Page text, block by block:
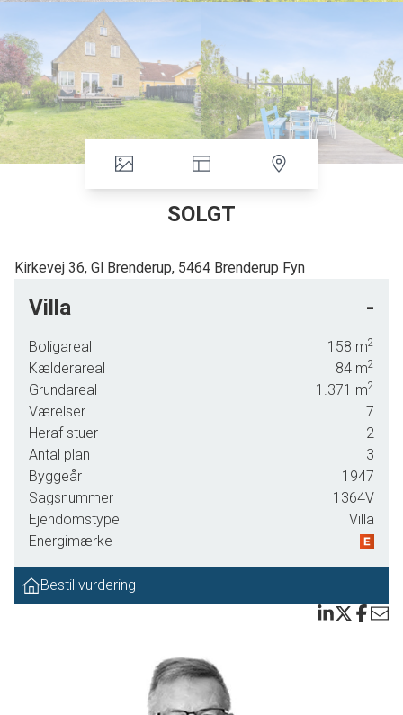
SOLGT
Kirkevej 36, Gl Brenderup, 5464 Brenderup Fyn
Vi kan nu tilbyde denne store, gule murstensvilla med mange velbevarede detaljer, der
områdets faciliteter, herunder skole, fritidsaktiviteter og indkøb. Villaen er lettere
tilbagetrukket fra vejen og rummer desuden en stor have med mange muligheder. Kort
gåafstand til skov og cykelafstand til strand.
Villaens hele 242 kvadratmeter er fordelt på kælder, stueplan og 1. sal samt en stor hems
direkte under taget. Fra stueplan træder du ind i entréen, hvor der er adgang til
badeværelse og husets hjerte, nemlig det store, åbne køkkenalrum med spisestue og plads
til gæster. Herfra er der udgang til stor træterrasse med lækker udsigt til haven. Køkken og
spisestue er opdelt af et nyere, praktisk klinkegulv og det originale plankegulv, som leder
Fra entréen tilgår du også den smukke originale trappe til 1. sal, der rummer en repos
den hyggelige hems med atmosfærisk kig mod haven. 1. salen har gennemgående
plankegulve. I husets kælder får du hele fire, store disponible rum, samt et mindre. Her er
Villa -
Boligareal 158 m2
Kælderareal 84 m2
Grundareal 1.371 m2
Værelser
7
Heraf stuer
2
Antal plan
3
Byggeår
1947
Sagsnummer
1364V
Ejendomstype
Villa
Energimærke
Bestil vurdering